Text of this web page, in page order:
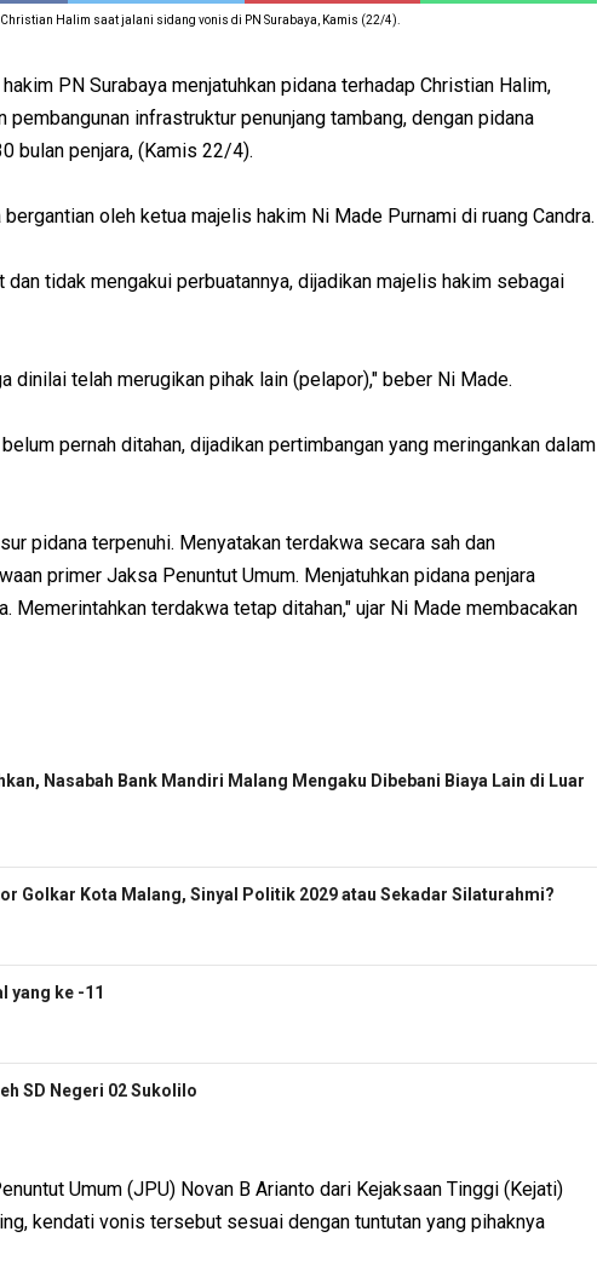
Christian Halim saat jalani sidang vonis di PN Surabaya, Kamis (22/4).
PN Surabaya menjatuhkan pidana terhadap Christian Halim,
pembangunan infrastruktur penunjang tambang, dengan pidana
bulan penjara, (Kamis 22/4).
oleh ketua majelis hakim Ni Made Purnami di ruang Candra.
tidak mengakui perbuatannya, dijadikan majelis hakim sebagai
dinilai telah merugikan pihak lain (pelapor)," beber Ni Made.
pernah ditahan, dijadikan pertimbangan yang meringankan dalam
pidana terpenuhi. Menyatakan terdakwa secara sah dan
primer Jaksa Penuntut Umum. Menjatuhkan pidana penjara
Memerintahkan terdakwa tetap ditahan," ujar Ni Made membacakan
Nasabah Bank Mandiri Malang Mengaku Dibebani Biaya Lain di Luar
Golkar Kota Malang, Sinyal Politik 2029 atau Sekadar Silaturahmi?
yang ke -11
SD Negeri 02 Sukolilo
Umum (JPU) Novan B Arianto dari Kejaksaan Tinggi (Kejati)
kendati vonis tersebut sesuai dengan tuntutan yang pihaknya